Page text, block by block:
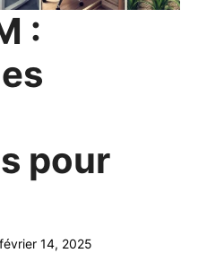
:
pour
février 14, 2025